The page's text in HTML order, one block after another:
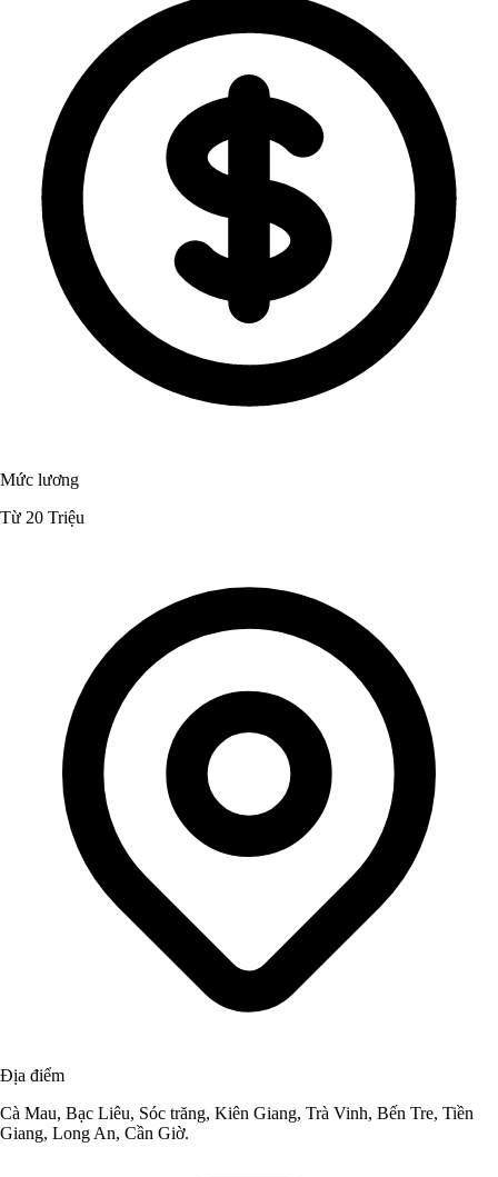
Mức lương
Từ 20 Triệu
Địa điểm
Cà Mau, Bạc Liêu, Sóc trăng, Kiên Giang, Trà Vinh, Bến Tre, Tiền
Giang, Long An, Cần Giờ.